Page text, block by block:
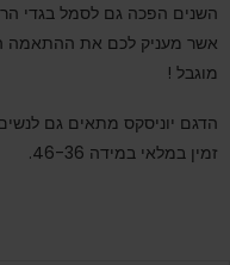
השנים הפכה גם לסמל בגדי
אשר מעניק לכם את ההתאמה
מוגבל !
הדגם יוניסקס מתאים גם
זמין במלאי במידה 46-36.